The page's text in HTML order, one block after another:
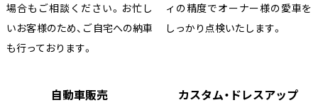
場合もご相談ください。お忙し
いお客様のため、ご自宅への納車
も行っております。
ィの精度でオーナー様の愛車を
しっかり点検いたします。
自動車販売 カスタム・ドレスアップ